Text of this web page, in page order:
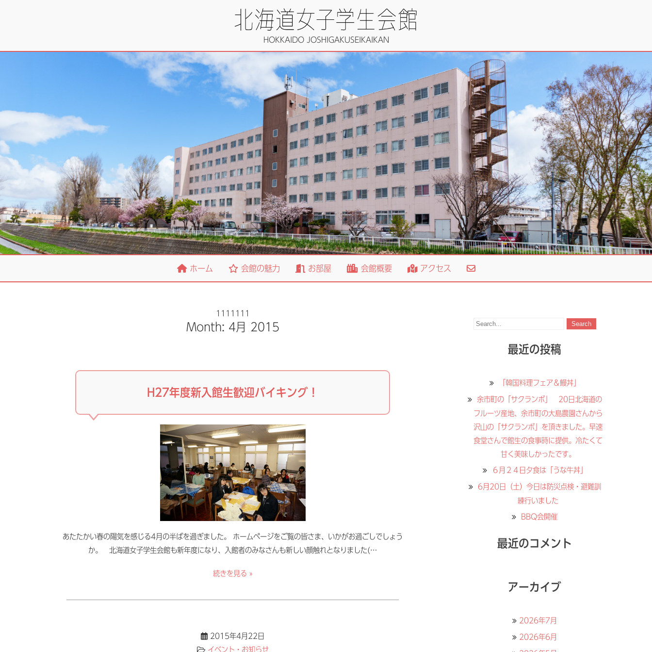
HOKKAIDO JOSHIGAKUSEIKAIKAN
ホーム 会館の魅力 お部屋 会館概要 アクセス
1111111
Month: 4月 2015
H27年度新入館生歓迎バイキング！
あたたかい春の陽気を感じる4月の半ばを過ぎました。 ホームページをご覧の皆さま、いかがお過ごしでしょう
か。 北海道女子学生会館も新年度になり、入館者のみなさんも新しい顔触れとなりました(…
続きを見る »
2015年4月22日
イベント・お知らせ
最近の投稿
「韓国料理フェア＆鰻丼」
余市町の「サクランボ」 20日北海道の
フルーツ産地、余市町の大島農園さんから
沢山の「サクランボ」を頂きました。早速
食堂さんで館生の食事時に提供。冷たくて
甘く美味しかったです。
６月２４日夕食は「うな牛丼」
6月20日（土）今日は防災点検・避難訓
練行いました
BBQ会開催
最近のコメント
アーカイブ
2026年7月
2026年6月